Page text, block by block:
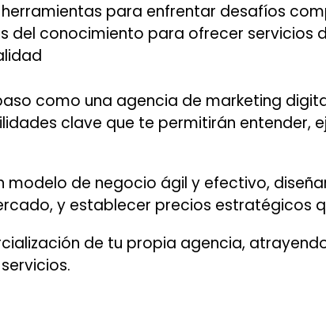
herramientas para enfrentar desafíos
del conocimiento para ofrecer
como una agencia de marketing
clave que te permitirán entender,
modelo de negocio ágil y efectivo,
y establecer precios estratégicos
de tu propia agencia,